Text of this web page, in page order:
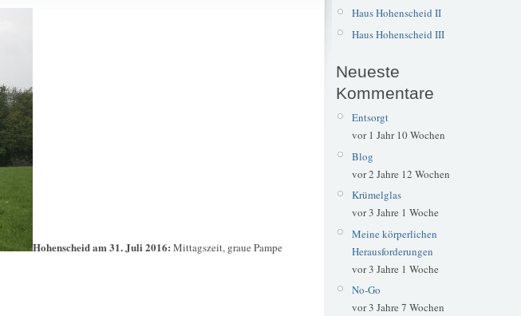
Hohenscheid am 31. Juli 2016: Mittagszeit, graue Pampe
Haus Hohenscheid II
Haus Hohenscheid III
Neueste
Kommentare
Entsorgt
vor 1 Jahr 10 Wochen
Blog
vor 2 Jahre 12 Wochen
Krümelglas
vor 3 Jahre 1 Woche
Meine körperlichen
Herausforderungen
vor 3 Jahre 1 Woche
No-Go
vor 3 Jahre 7 Wochen